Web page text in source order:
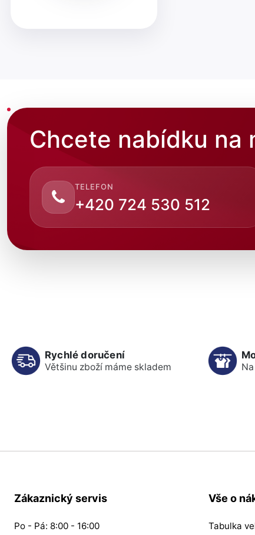
Chcete nabídku na
TELEFON
+420 724 530 512
Rychlé doručení
Většinu zboží máme skladem
Zákaznický servis
Po - Pá: 8:00 - 16:00
Vše o
Tabulka